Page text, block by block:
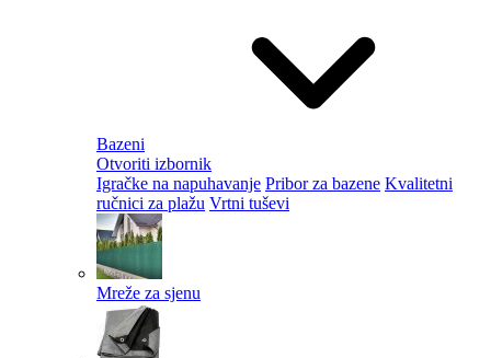
Bazeni
Otvoriti izbornik
Igračke na napuhavanje Pribor za bazene Kvalitetni
ručnici za plažu Vrtni tuševi
Mreže za sjenu